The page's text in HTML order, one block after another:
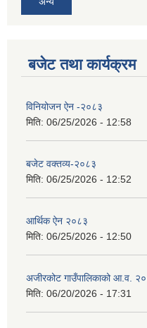
बजेट तथा कार्यक्रम
विनियोजन ऐन -२०८३
मिति: 06/25/2026 - 12:58
बजेट वक्तव्य-२०८३
मिति: 06/25/2026 - 12:52
आर्थिक ऐन २०८३
मिति: 06/25/2026 - 12:50
अजीरकोट गाउँपालिकाको आ.व.
मिति: 06/20/2026 - 17:31